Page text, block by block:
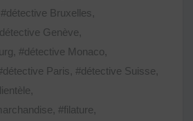
#détective Bruxelles,
Genève,
, #détective Monaco,
Paris, #détective Suisse,
,
, #filature,